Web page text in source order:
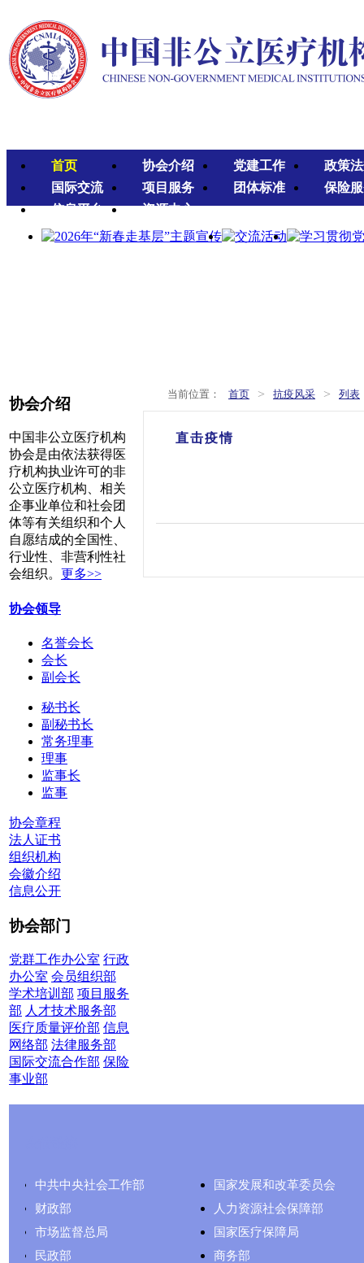
首页 协会介绍 党建工作
政策
国际交流
项目服务 团体标准
保险
信息平台
资源中心
协会介绍
中国非公立医疗机构
协会是由依法获得医
疗机构执业许可的非
公立医疗机构、相关
企事业单位和社会团
体等有关组织和个人
自愿结成的全国性、
行业性、非营利性社
会组织。 更多>>
协会领导
名誉会长
会长
副会长
秘书长
副秘书长
常务理事
理事
监事长
监事
协会章程
法人证书
组织机构
会徽介绍
信息公开
协会部门
党群工作办公室 行政
办公室 会员组织部
学术培训部 项目服务
部 人才技术服务部
医疗质量评价部 信息
网络部 法律服务部
国际交流合作部 保险
事业部
当前位置： 首页 > 抗疫风采 > 列表
直击疫情
中共中央社会工作部
国家发展和改革委员会
财政部
人力资源社会保障部
市场监督总局
国家医疗保障局
民政部
商务部